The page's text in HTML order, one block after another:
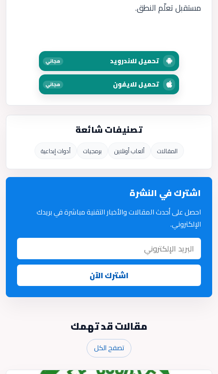
تصنيفات شائعة
المقالات ألعاب أونلاين برمجيات أدوات إبداعية
اشترك في النشرة
احصل على أحدث المقالات والأخبار التقنية مباشرة في بريدك
الإلكتروني.
اشترك الآن
مستقبل تعلّم النطق.
تحميل للاندرويد مجاني
تحميل للايفون مجاني
مقالات قد تهمك
تصفح الكل